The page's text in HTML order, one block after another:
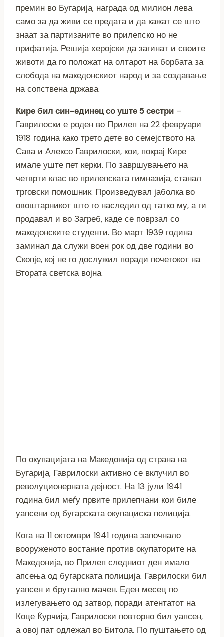
премин во Бугарија, награда од милион лева
само за да живи се предата и да кажат се што
знаат за партизаните во прилепско но не
прифатија. Решија херојски да загинат и своите
животи да го положат на олтарот на борбата за
слобода на македонскиот народ и за создавање
на сопствена држава.
Кире бил син-единец со уште 5 сестри –
Гаврилоски е роден во Прилеп на 22 февруари
1918 година како трето дете во семејството на
Сава и Алексо Гаврилоски, кои, покрај Кире
имале уште пет керки. По завршувањето на
четврти клас во прилепската гимназија, станал
трговски помошник. Произведувал јаболка во
овоштарникот што го наследил од татко му, а ги
продавал и во Загреб, каде се поврзал со
македонските студенти. Во март 1939 година
заминал да служи воен рок од две години во
Скопје, кој не го дослужил поради почетокот на
Втората светска војна.
По окупацијата на Македонија од страна на
Бугарија, Гаврилоски активно се вклучил во
револуционерната дејност. На 13 јули 1941
година бил меѓу првите прилепчани кои биле
уапсени од бугарската окупациска полиција.
Кога на 11 октомври 1941 година започнало
вооруженото востание против окупаторите на
Македонија, во Прилеп следниот ден имало
апсења од бугарската полиција. Гаврилоски бил
уапсен и брутално мачен. Еден месец по
излегувањето од затвор, поради атентатот на
Коце Ќурчија, Гаврилоски повторно бил уапсен,
а овој пат одлежал во Битола. По пуштањето од